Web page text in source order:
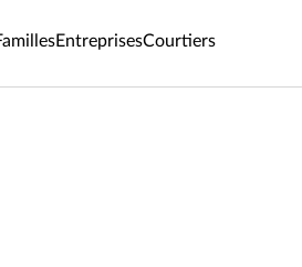
EntreprisesCourtiers